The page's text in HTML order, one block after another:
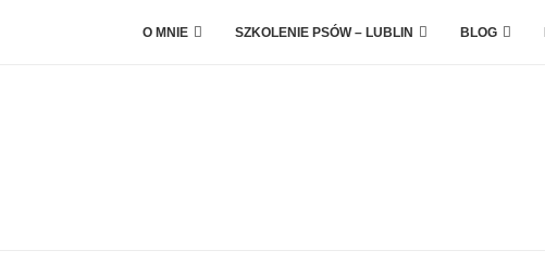
O MNIE SZKOLENIE PSÓW – LUBLIN BLOG